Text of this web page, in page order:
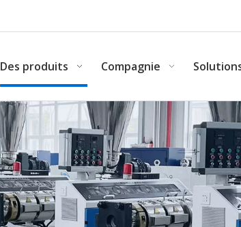
Des produits Compagnie